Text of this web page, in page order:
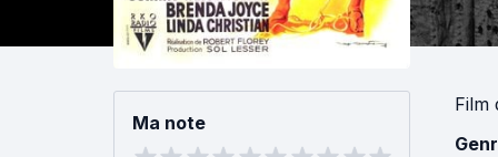
Ma note
Film